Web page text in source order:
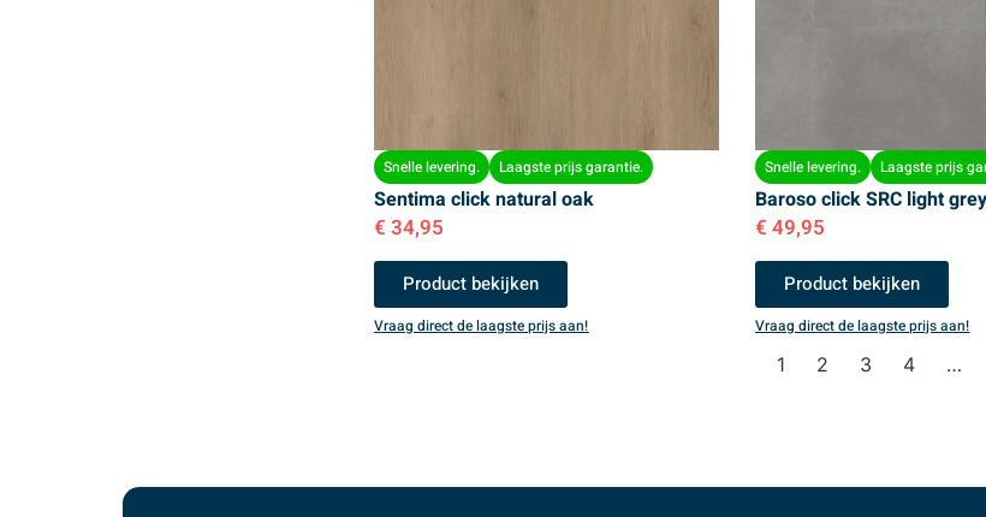
Snelle levering. Laagste prijs garantie.
Sentima click natural oak
€ 34,95
Product bekijken
Vraag direct de laagste prijs aan!
Snelle levering. Laagste prijs
Baroso click SRC light grey
€ 49,95
Product bekijken
Vraag direct de laagste prijs aan!
1 2 3 4 …